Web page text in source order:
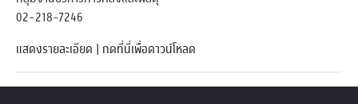
02-218-7246
แสดงรายละเอียด | กดที่นี่เพื่อดาวน์โหลด